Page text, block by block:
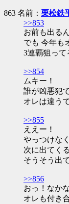
863 名前： 栗松鉄
>>853
お前も出る
でも 今年も
3連覇狙って
>>854
ムキー！
誰が凶悪犯
オレは違う
>>855
ええー！
やっつけな
次に出てく
そうそう出
>>856
おっ！なか
オレも付き